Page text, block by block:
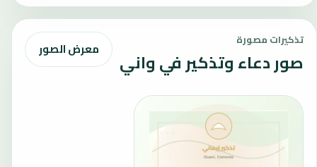
تذكيرات مصورة
صور دعاء وتذكير في واني معرض الصور